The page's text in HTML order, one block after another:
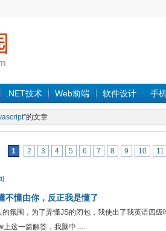
.NET技术 Web前端 软件设计 手
”的文章
1 2 3 4 5 6 7 8 9 10 11
懂由你，反正我是懂了
氛围，为了弄懂JS的闭包，我使出了我英语四
这一篇解答，我脑中......